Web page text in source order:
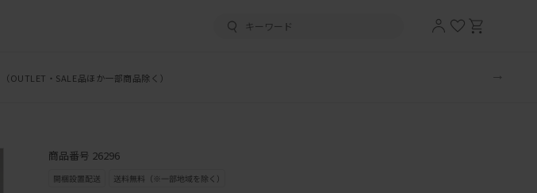
（OUTLET・SALE品ほか一部商品除く）
商品番号 26296